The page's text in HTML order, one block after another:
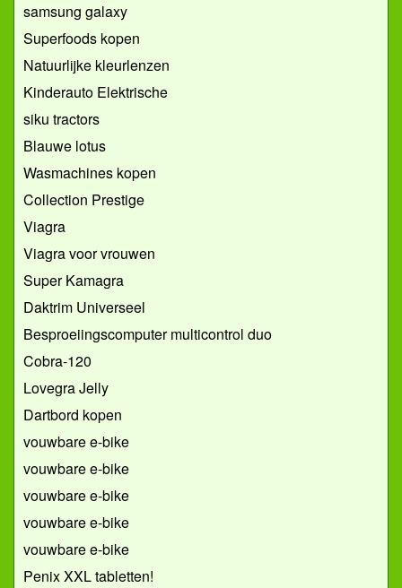
samsung galaxy
Superfoods kopen
Natuurlijke kleurlenzen
Kinderauto Elektrische
siku tractors
Blauwe lotus
Wasmachines kopen
Collection Prestige
Viagra
Viagra voor vrouwen
Super Kamagra
Daktrim Universeel
Besproeiingscomputer multicontrol duo
Cobra-120
Lovegra Jelly
Dartbord kopen
vouwbare e-bike
vouwbare e-bike
vouwbare e-bike
vouwbare e-bike
vouwbare e-bike
Penix XXL tabletten!